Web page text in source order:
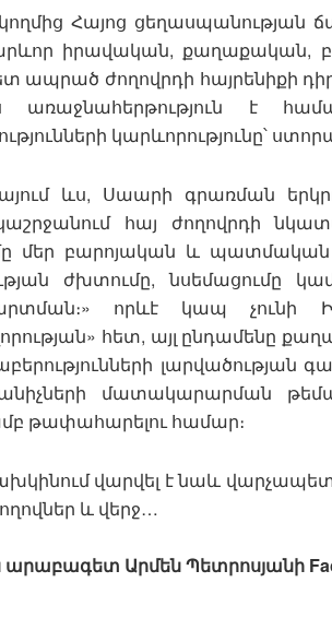
կողմից Հայոց
իրավական, քաղաքական,
ապրած ժողովրդի հայրենիքի
առաջնահերթություն է
կարևորությունը՝
ևս, Սաարի գրառման
հայ ժողովրդի
մեր բարոյական և
ժխտումը, նսեմացումը
որևէ կապ չունի
հետ, այլ ընդամենը
լարվածության
մատակարարման
թափահարելու համար։
վարվել է նաև
և վերջ…
արաբագետ Արմեն Պետրոսյանի